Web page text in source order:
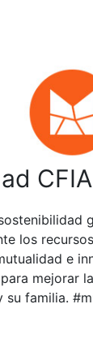
CFIA
los
e
mejorar
su familia.